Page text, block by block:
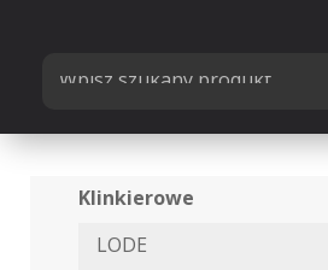
Klinkierowe
LODE